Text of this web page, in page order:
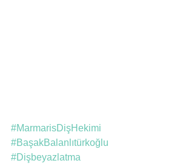
#MarmarisDişHekimi
#BaşakBalanlıtürkoğlu
#Dişbeyazlatma